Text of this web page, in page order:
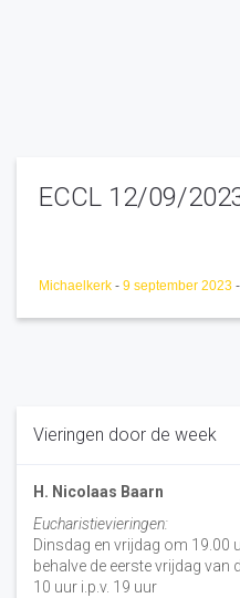
ECCL 12/09/
Michaelkerk - 9 september 2023 -
Vieringen door de week
H. Nicolaas Baarn
Eucharistievieringen:
Dinsdag en vrijdag om 19.00
behalve de eerste vrijdag van
10 uur i.p.v. 19 uur